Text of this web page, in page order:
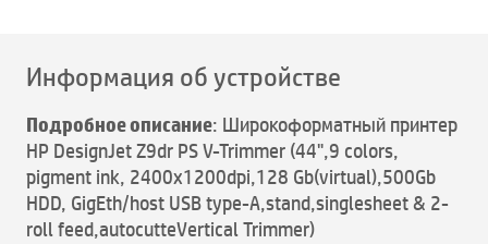
Информация об устройстве
Подробное описание: Широкоформатный принтер
HP DesignJet Z9dr PS V-Trimmer (44",9 colors,
pigment ink, 2400x1200dpi,128 Gb(virtual),500Gb
HDD, GigEth/host USB type-A,stand,singlesheet & 2-
roll feed,autocutteVertical Trimmer)